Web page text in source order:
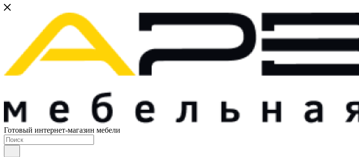
Готовый интернет-магазин мебели